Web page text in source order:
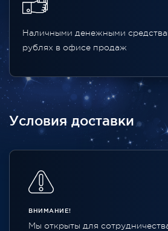
Наличными денежными
рублях в офисе продаж
Условия доставки
ВНИМАНИЕ!
Мы открыты для